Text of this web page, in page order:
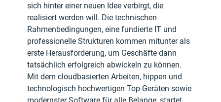
sich hinter einer neuen Idee verbirgt, die
realisiert werden will. Die technischen
Rahmenbedingungen, eine fundierte IT und
professionelle Strukturen kommen mitunter als
erste Herausforderung, um Geschäfte dann
tatsächlich erfolgreich abwickeln zu können.
Mit dem cloudbasierten Arbeiten, hippen und
technologisch hochwertigen Top-Geräten sowie